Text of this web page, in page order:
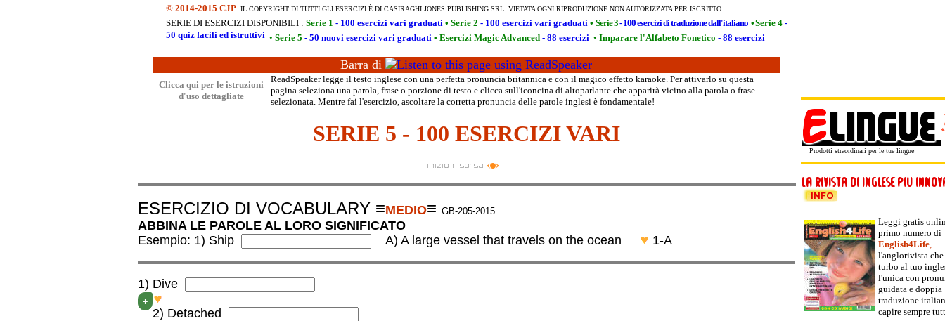
© 2014-2015 CJP IL COPYRIGHT DI TUTTI GLI ESERCIZI È DI CASIRAGHI JONES PUBLISHING SRL. VIETATA OGNI RIPRODUZIONE NON AUTORIZZATA PER ISCRITTO.
SERIE DI ESERCIZI DISPONIBILI : Serie 1 - 100 esercizi vari graduati • Serie 2 - 100 esercizi vari graduati • Serie 3- 100 esercizi di traduzione dall'italiano •Serie 4 -
50 quiz facili ed istruttivi • Serie 5 - 50 nuovi esercizi vari graduati • Esercizi Magic Advanced - 88 esercizi • Imparare l'Alfabeto Fonetico - 88 esercizi
Barra di
Clicca qui per le istruzioni
d'uso dettagliate
ReadSpeaker legge il testo inglese con una perfetta pronuncia britannica e con il magico effetto karaoke. Per attivarlo su questa
pagina seleziona una parola, frase o porzione di testo e clicca sull'iconcina di altoparlante che apparirà vicino alla parola o frase
selezionata. Mentre fai l'esercizio, ascoltare la corretta pronuncia delle parole inglesi è fondamentale!
SERIE 5 - 100 ESERCIZI VARI
ESERCIZIO DI VOCABULARY ≡MEDIO≡ GB-205-2015
ABBINA LE PAROLE AL LORO SIGNIFICATO
Esempio: 1) Ship
A) A large vessel that travels on the ocean 1-A
1) Dive
+
2) Detached
Prodotti straordinari per le tue lingue
Leggi gratis
primo numero di
English4Life,
l'anglorivista
turbo al tuo
l'unica con
guidata e doppia
traduzione
capire sempre